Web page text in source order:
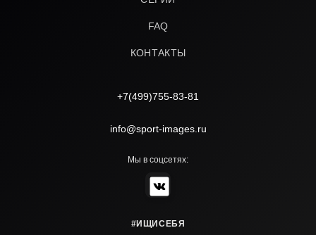
FAQ
КОНТАКТЫ
+7(499)755-83-81
info@sport-images.ru
Мы в соцсетях:
#ИЩИСЕБЯ